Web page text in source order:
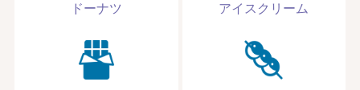
ドーナツ アイスクリーム